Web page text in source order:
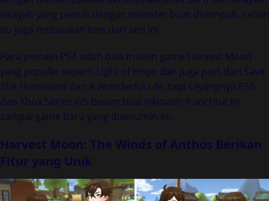
wilayah yang penuh dengan monster buat ditempuh, selain
itu juga meluaskan lore dari seri ini.
Para pemain PS4 udah bisa mainin game Harvest Moon
yang populer seperti Light of Hope dan juga port dari Save
The Homeland dan A Wonderful Life, tapi sayangnya PS5
dan Xbox Series X/S belum bisa nikmatin franchise ini
sampai game baru yang diumumin ini.
Harvest Moon: The Winds of Anthos Berikan
Fitur yang Unik